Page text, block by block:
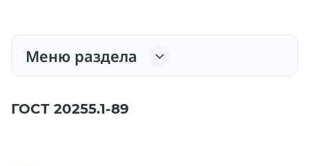
Меню раздела
ГОСТ 20255.1-89